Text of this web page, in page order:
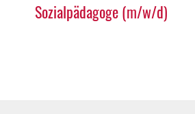
Sozialpädagoge (m/w/d)